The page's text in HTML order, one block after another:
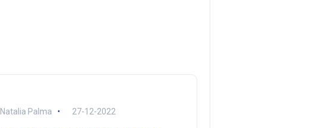
Natalia Palma 27-12-2022